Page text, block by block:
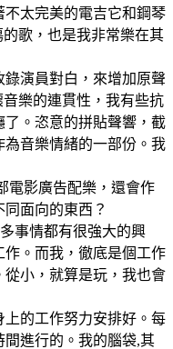
太完美的電吉它和鋼琴
歌，也是我非常樂在其
演員對白，來增加原聲
樂的連貫性，我有些抗
。恣意的拼貼聲響，截
音樂情緒的一部份。我
電影廣告配樂，還會作
面向的東西？
事情都有很強大的興
。而我，徹底是個工作
小，就算是玩，我也會
的工作努力安排好。每
進行的。我的腦袋,其